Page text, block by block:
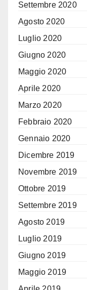
Settembre 2020
Agosto 2020
Luglio 2020
Giugno 2020
Maggio 2020
Aprile 2020
Marzo 2020
Febbraio 2020
Gennaio 2020
Dicembre 2019
Novembre 2019
Ottobre 2019
Settembre 2019
Agosto 2019
Luglio 2019
Giugno 2019
Maggio 2019